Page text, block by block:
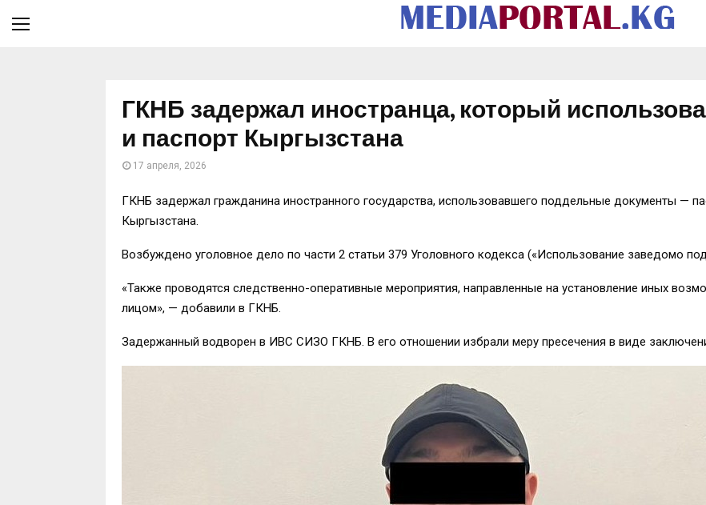
ГКНБ задержал иностранца, который
и паспорт Кыргызстана
17 апреля, 2026
ГКНБ задержал гражданина иностранного государства, использовавшего поддельные документы —
Кыргызстана.
Возбуждено уголовное дело по части 2 статьи 379 Уголовного кодекса («Использование заведомо
«Также проводятся следственно-оперативные мероприятия, направленные на установление иных
лицом», — добавили в ГКНБ.
Задержанный водворен в ИВС СИЗО ГКНБ. В его отношении избрали меру пресечения в виде